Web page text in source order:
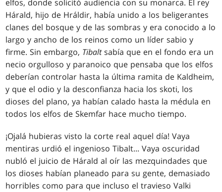
elfos, donde solicitó audiencia con su monarca. El rey
Hárald, hijo de Hráldir, había unido a los beligerantes
clanes del bosque y de las sombras y era conocido a lo
largo y ancho de los reinos como un líder sabio y
firme. Sin embargo, Tibaltsabía que en el fondo era un
necio orgulloso y paranoico que pensaba que los elfos
deberían controlar hasta la última ramita de Kaldheim,
y que el odio y la desconfianza hacia los skoti, los
dioses del plano, ya habían calado hasta la médula en
todos los elfos de Skemfar hace mucho tiempo.
¡Ojalá hubieras visto la corte real aquel día! Vaya
mentiras urdió el ingenioso Tibalt... Vaya oscuridad
nubló el juicio de Hárald al oír las mezquindades que
los dioses habían planeado para su gente, demasiado
horribles como para que incluso el travieso Valki